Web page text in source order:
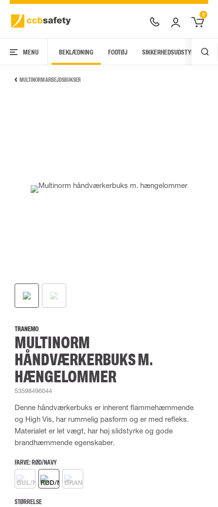
0
MENU BEKLÆDNING FODTØJ SIKKERHEDSUDSTYR
MULTINORM ARBEJDSBUKSER
TRANEMO
MULTINORM
HÅNDVÆRKERBUKS M.
HÆNGELOMMER
53598496044
Denne håndværkerbuks er inherent flammehæmmende
og High Vis, har rummelig pasform og er med refleks.
Materialet er let vægt, har høj slidstyrke og gode
brandhæmmende egenskaber.
FARVE: RØD/NAVY
STØRRELSE